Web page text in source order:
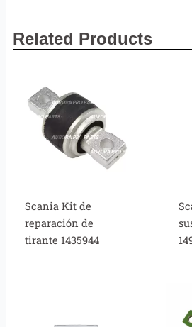
Related Products
Scania Kit de
reparación de
tirante 1435944